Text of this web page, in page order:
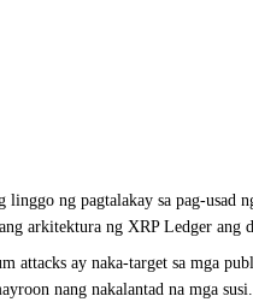
ng pagtalakay sa pag-
arkitektura ng XRP Ledger
attacks ay naka-target sa mga
nang nakalantad na mga